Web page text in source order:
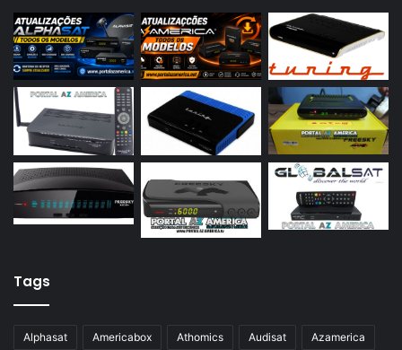
Azamerica S2010
Azamerica S2015
Azamerica S922
Azamerica S922 Mini
Azamerica S928
Azamerica Silver
Azamerica Silver GX PRO
Azamerica Silver IPTV
Azbox Like
Tags
Alphasat Americabox Athomics Audisat Azamerica